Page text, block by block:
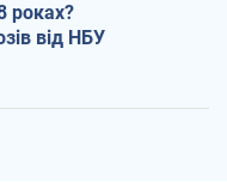
роках?
від НБУ